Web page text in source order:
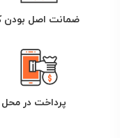
ضمانت اصل بودن
پرداخت در محل